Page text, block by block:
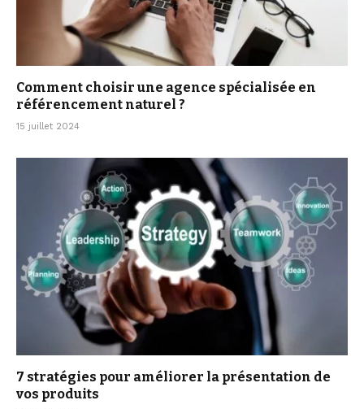
Comment choisir une agence spécialisée en
référencement naturel ?
15 juillet 2024
7 stratégies pour améliorer la présentation de
vos produits